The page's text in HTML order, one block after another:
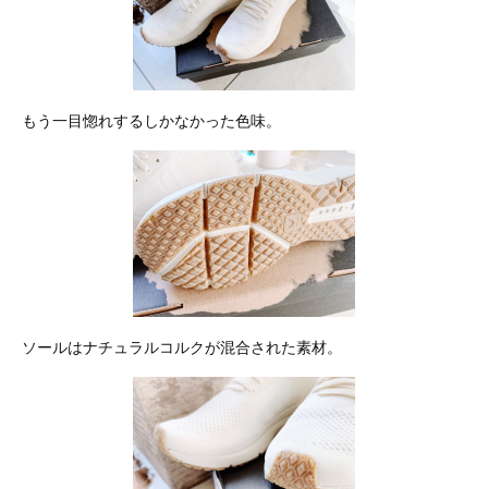
もう一目惚れするしかなかった色味。
ソールはナチュラルコルクが混合された素材。